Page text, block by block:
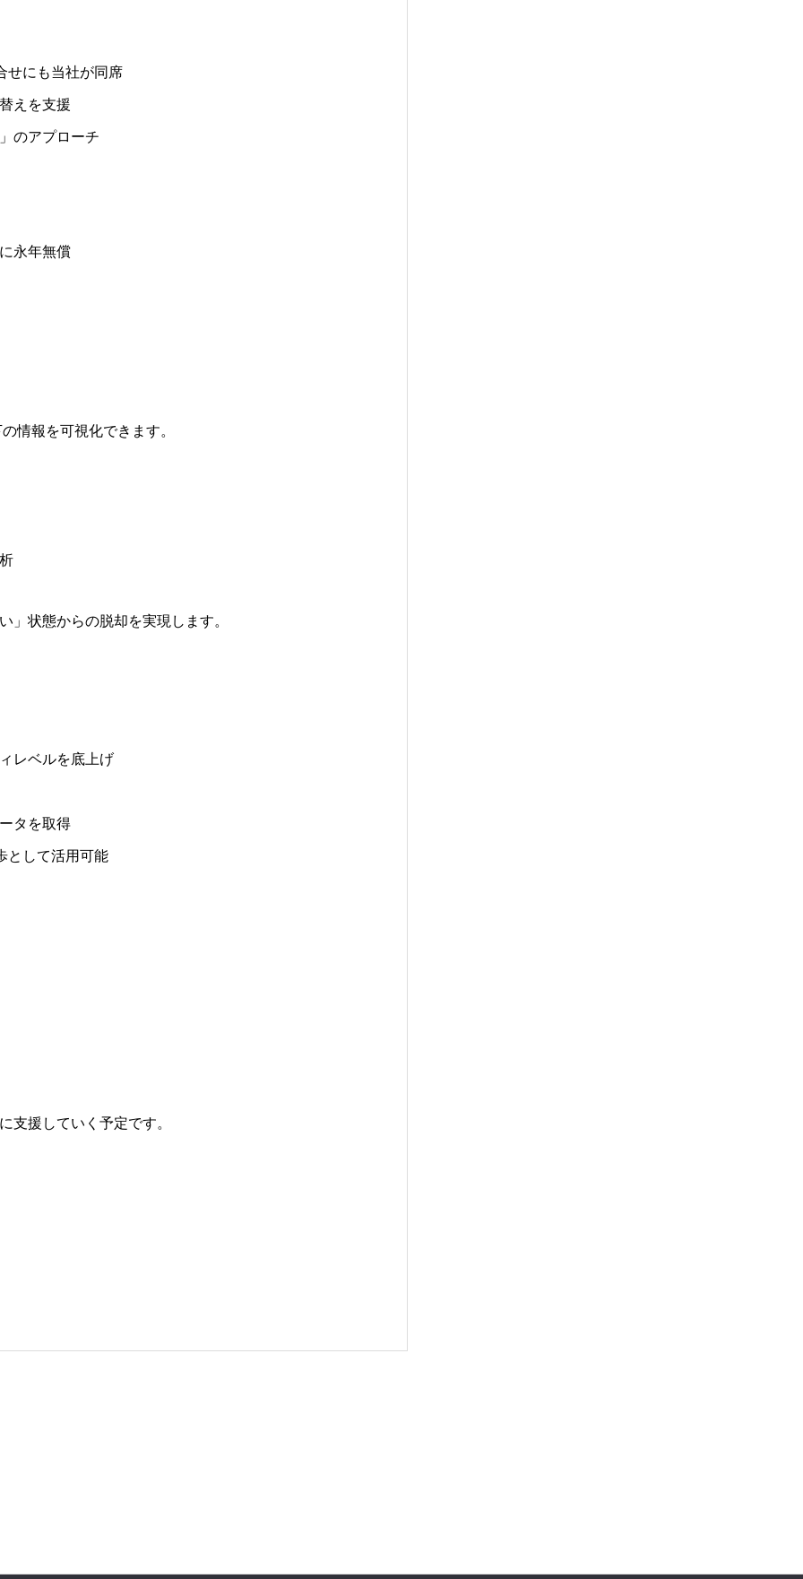
せにも当社が同席
えを支援
のアプローチ
永年無償
情報を可視化できます。
」状態からの脱却を実現します。
レベルを底上げ
タを取得
として活用可能
支援していく予定です。